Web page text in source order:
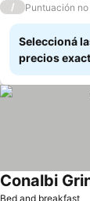
/ Puntuación
Seleccioná
precios
Bed and breakfast
Conalbi